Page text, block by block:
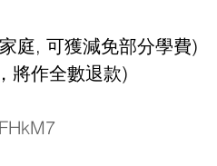
庭, 可獲減免部分學費)
將作全數退款)